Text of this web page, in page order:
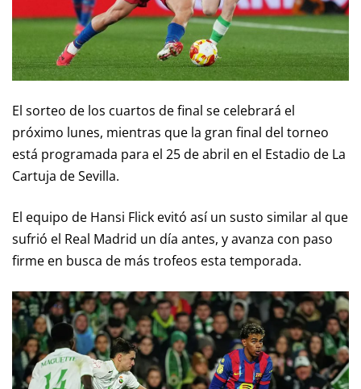
El sorteo de los cuartos de final se celebrará el
próximo lunes, mientras que la gran final del torneo
está programada para el 25 de abril en el Estadio de La
Cartuja de Sevilla.
El equipo de Hansi Flick evitó así un susto similar al que
sufrió el Real Madrid un día antes, y avanza con paso
firme en busca de más trofeos esta temporada.